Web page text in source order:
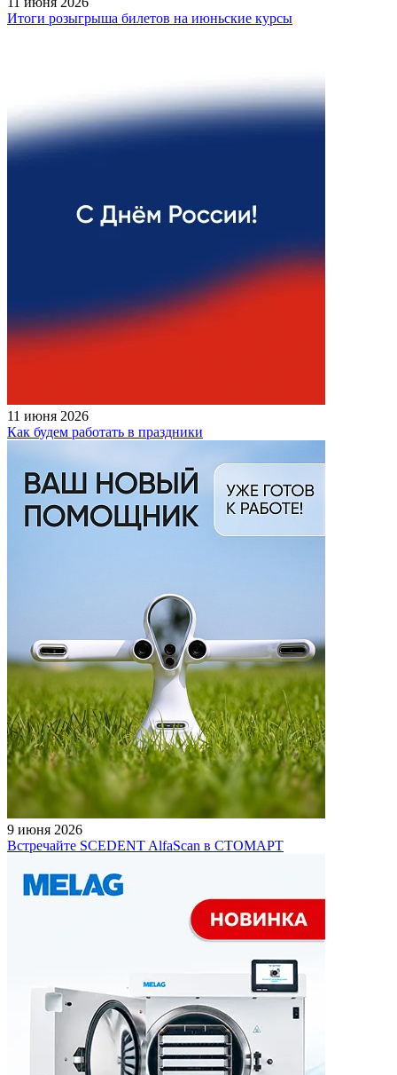
Итоги розыгрыша билетов на июньские курсы
11 июня 2026
Как будем работать в праздники
9 июня 2026
Встречайте SCEDENT AlfaScan в СТОМАРТ